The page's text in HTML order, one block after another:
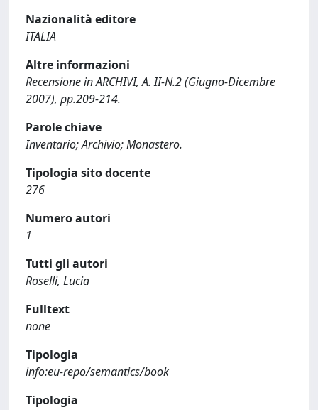
Nazionalità editore
ITALIA
Altre informazioni
Recensione in ARCHIVI, A. II-N.2 (Giugno-Dicembre
2007), pp.209-214.
Parole chiave
Inventario; Archivio; Monastero.
Tipologia sito docente
276
Numero autori
1
Tutti gli autori
Roselli, Lucia
Fulltext
none
Tipologia
info:eu-repo/semantics/book
Tipologia